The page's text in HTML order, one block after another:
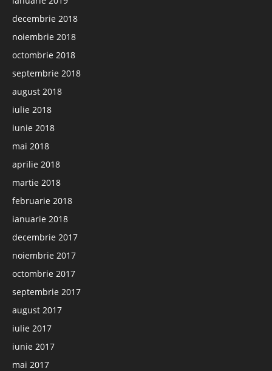
decembrie 2018
noiembrie 2018
octombrie 2018
septembrie 2018
august 2018
iulie 2018
iunie 2018
mai 2018
aprilie 2018
martie 2018
februarie 2018
ianuarie 2018
decembrie 2017
noiembrie 2017
octombrie 2017
septembrie 2017
august 2017
iulie 2017
iunie 2017
mai 2017